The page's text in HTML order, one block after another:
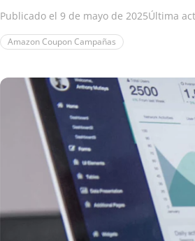
Publicado el 9 de mayo de 2025Última
Amazon Coupon Campañas